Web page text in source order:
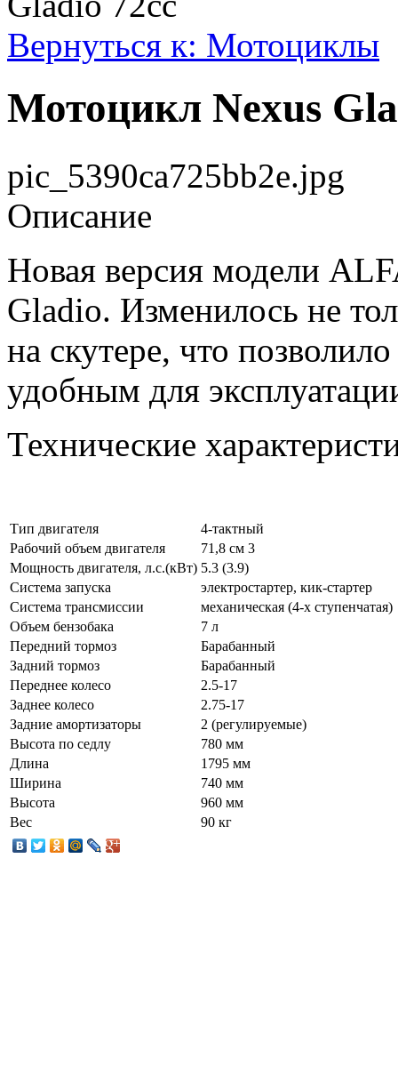
Вернуться к: Мотоциклы
Мотоцикл Nexus
pic_5390ca725bb2e.jpg
Описание
Новая версия модели
Gladio. Изменилось не
на скутере, что
удобным для
Технические
Тип двигателя
4-тактный
Рабочий объем двигателя
71,8 см 3
Мощность двигателя, л.с.(кВт) 5.3 (3.9)
Система запуска
электростартер, кик-стартер
Система трансмиссии
механическая (4-х ступенчатая)
Объем бензобака
7 л
Передний тормоз
Барабанный
Задний тормоз
Барабанный
Переднее колесо
2.5-17
Заднее колесо
2.75-17
Задние амортизаторы
2 (регулируемые)
Высота по седлу
780 мм
Длина
1795 мм
Ширина
740 мм
Высота
960 мм
Вес
90 кг